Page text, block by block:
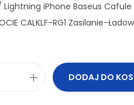
/ Lightning iPhone Baseus
CALKLF-RG1 Zasilanie-
DODAJ DO